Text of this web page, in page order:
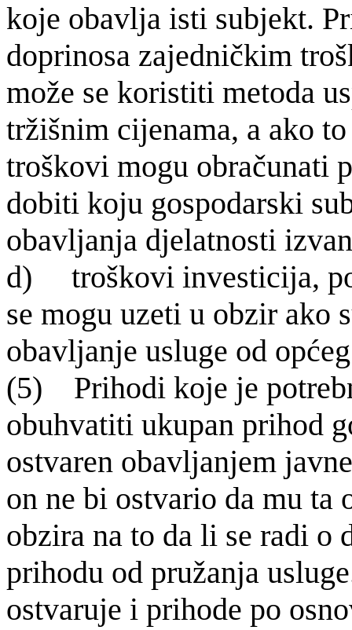
koje obavlja isti subjekt.
doprinosa zajedničkim
može se koristiti metoda
tržišnim cijena­ma, a ako
troškovi mogu obračunati
dobiti koju gospodarski
obavljanja djelatnosti
d) troškovi investicija,
se mogu uzeti u obzir ako
obavljanje usluge od
(5) Prihodi koje je
obuhvatiti ukupan prihod
ostvaren obavljanjem
on ne bi ostvario da mu ta
obzira na to da li se radi
prihodu od pružanja
ostvaruje i prihode po